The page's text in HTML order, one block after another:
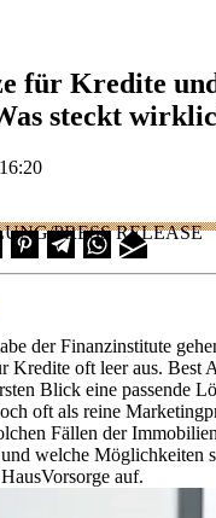
für Kredite
steckt
PRESS RELEASE
der Finanzinstitute
Kredite oft leer aus. Best
Blick eine passende
oft als reine
Fällen der
welche Möglichkeiten
auf.